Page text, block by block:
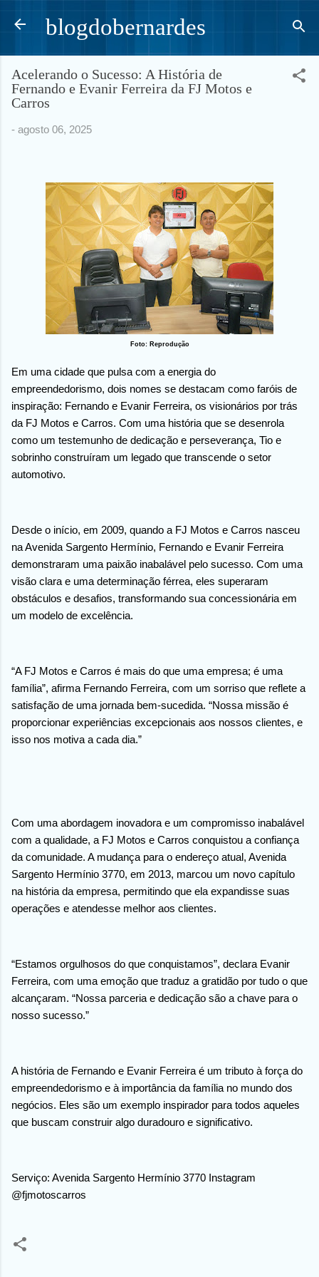
Pular para o conteúdo principal
blogdobernardes
Acelerando o Sucesso: A História de
Fernando e Evanir Ferreira da FJ Motos e
Carros
- agosto 06, 2025
Foto: Reprodução
Em uma cidade que pulsa com a energia do
empreendedorismo, dois nomes se destacam como faróis de
inspiração: Fernando e Evanir Ferreira, os visionários por trás
da FJ Motos e Carros. Com uma história que se desenrola
como um testemunho de dedicação e perseverança, Tio e
sobrinho construíram um legado que transcende o setor
automotivo.
Desde o início, em 2009, quando a FJ Motos e Carros nasceu
na Avenida Sargento Hermínio, Fernando e Evanir Ferreira
demonstraram uma paixão inabalável pelo sucesso. Com uma
visão clara e uma determinação férrea, eles superaram
obstáculos e desafios, transformando sua concessionária em
um modelo de excelência.
“A FJ Motos e Carros é mais do que uma empresa; é uma
família”, afirma Fernando Ferreira, com um sorriso que reflete a
satisfação de uma jornada bem-sucedida. “Nossa missão é
proporcionar experiências excepcionais aos nossos clientes, e
isso nos motiva a cada dia.”
Com uma abordagem inovadora e um compromisso inabalável
com a qualidade, a FJ Motos e Carros conquistou a confiança
da comunidade. A mudança para o endereço atual, Avenida
Sargento Hermínio 3770, em 2013, marcou um novo capítulo
na história da empresa, permitindo que ela expandisse suas
operações e atendesse melhor aos clientes.
“Estamos orgulhosos do que conquistamos”, declara Evanir
Ferreira, com uma emoção que traduz a gratidão por tudo o que
alcançaram. “Nossa parceria e dedicação são a chave para o
nosso sucesso.”
A história de Fernando e Evanir Ferreira é um tributo à força do
empreendedorismo e à importância da família no mundo dos
negócios. Eles são um exemplo inspirador para todos aqueles
que buscam construir algo duradouro e significativo.
Serviço: Avenida Sargento Hermínio 3770 Instagram
@fjmotoscarros